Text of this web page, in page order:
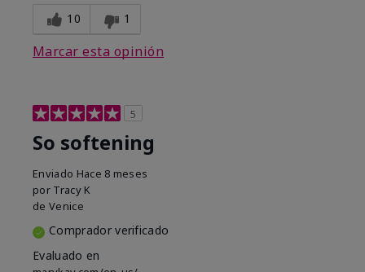
10 1
Marcar esta opinión
5
So softening
Enviado Hace 8 meses
por Tracy K
de Venice
Comprador verificado
Evaluado en